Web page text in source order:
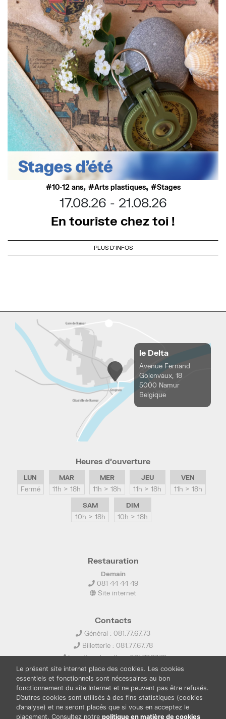
10-12 ans, Arts plastiques, Stages
17.08.26
21.08.26
En touriste chez toi !
PLUS D'INFOS
le Delta
Avenue Fernand
Golenvaux, 18
5000 Namur
Belgique
Heures d’ouverture
LUN
Fermé
MAR
11h > 18h
MER
11h > 18h
JEU
11h > 18h
VEN
11h > 18h
SAM
10h > 18h
DIM
10h > 18h
Restauration
Demain
081 44 44 49
Site internet
Contacts
Général : 081.77.67.73
Billetterie : 081.77.67.78
Location de salles : 081.77.67.79
info@ledelta.be
Le présent site internet place des cookies. Les cookies
essentiels et fonctionnels sont nécessaires au bon
fonctionnement du site Internet et ne peuvent pas être refusés.
D’autres cookies sont utilisés à des fins statistiques (cookies
d’analyse) et ne seront placés que si vous en acceptez le
placement. Consultez notre politique en matière de cookies